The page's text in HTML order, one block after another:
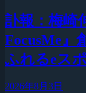
訃報：梅崎
FocusMe』
ふれるeス
2026年8月3日